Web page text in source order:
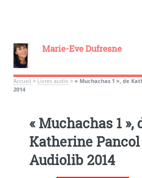
Marie-Eve Dufresne
Accueil > Livres audio > « Muchachas 1 », de
2014
« Muchachas 1 »,
Katherine Pancol
Audiolib 2014